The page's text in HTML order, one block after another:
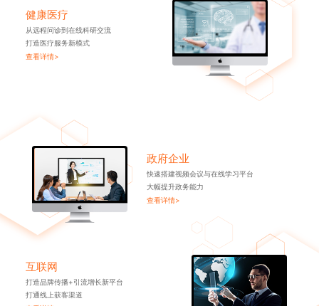
健康医疗
从远程问诊到在线科研交流
打造医疗服务新模式
查看详情>
政府企业
快速搭建视频会议与在线学习平台
大幅提升政务能力
查看详情>
互联网
打造品牌传播+引流增长新平台
打通线上获客渠道